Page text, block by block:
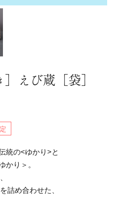
えび蔵［袋］
統の<ゆかり>と
かり＞。
詰め合わせた、